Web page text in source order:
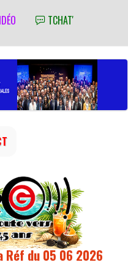
TCHAT'
Réf du 05 06 2026